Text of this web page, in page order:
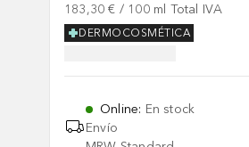
183,30 € / 100 ml Total IVA
DERMOCOSMÉTICA
Online: En stock
Envío